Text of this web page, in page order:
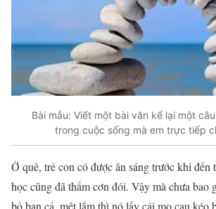
Bài mẫu: Viết một bài văn kể lại một
trong cuộc sống mà em trực tiếp
Ở quê, trẻ con có được ăn sáng trước khi đến
học cũng đã thấm cơn đói. Vậy mà chưa
bỏ bạn cả, mệt lắm thì nó lấy cái mo cau kéo